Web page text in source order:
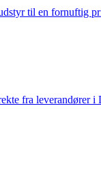
til en fornuftig
fra leverandører